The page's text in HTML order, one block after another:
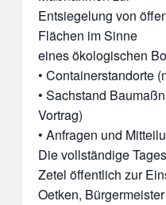
Entsiegelung von
Flächen im Sinne
eines ökologischen
• Containerstandorte
• Sachstand
Vortrag)
• Anfragen und
Die vollständige
Zetel öffentlich zur
Oetken, Bürgermeister